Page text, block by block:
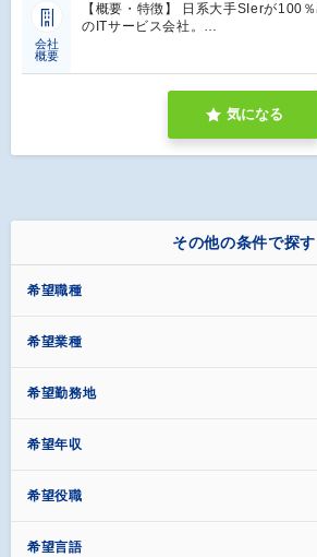
会社
概要
【概要・特徴】 日系大手SIerが100
のITサービス会社。…
気になる
その他の条件で探す
希望職種
希望業種
希望勤務地
希望年収
希望役職
希望言語